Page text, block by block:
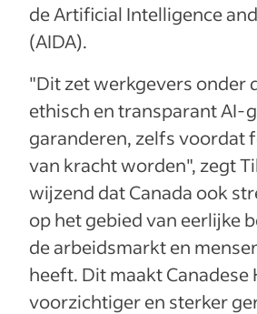
de Artificial Intelligence
(AIDA).
"Dit zet werkgevers onder
ethisch en transparant AI-
garanderen, zelfs voordat
van kracht worden", zegt
wijzend dat Canada ook
op het gebied van eerlijke
de arbeidsmarkt en
heeft. Dit maakt Canadese
voorzichtiger en sterker